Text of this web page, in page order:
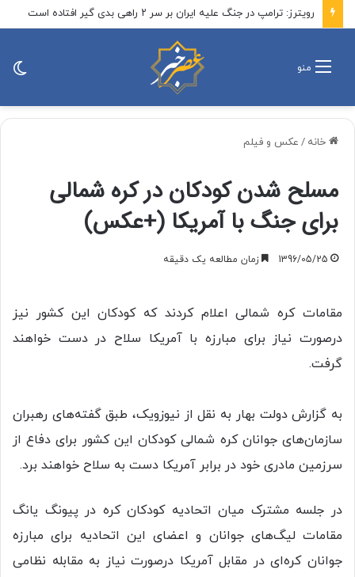
رویترز: ترامپ در جنگ علیه ایران بر سر ۲ راهی بدی گیر افتاده است
منو
خانه / عکس و فیلم
مسلح شدن کودکان در کره شمالی
برای جنگ با آمریکا (+عکس)
1396/05/25 زمان مطالعه یک دقیقه
مقامات کره شمالی اعلام کردند که کودکان این کشور نیز
درصورت نیاز برای مبارزه با آمریکا سلاح در دست خواهند
گرفت.
به گزارش دولت بهار به نقل از نیوزویک، طبق گفته‌های رهبران
سازمان‌های جوانان کره شمالی کودکان این کشور برای دفاع از
سرزمین مادری خود در برابر آمریکا دست به سلاح خواهند برد.
در جلسه مشترک میان اتحادیه کودکان کره در پیونگ یانگ
مقامات لیگ‌های جوانان و اعضای این اتحادیه برای مبارزه
جوانان کره‌ای در مقابل آمریکا درصورت نیاز به مقابله نظامی